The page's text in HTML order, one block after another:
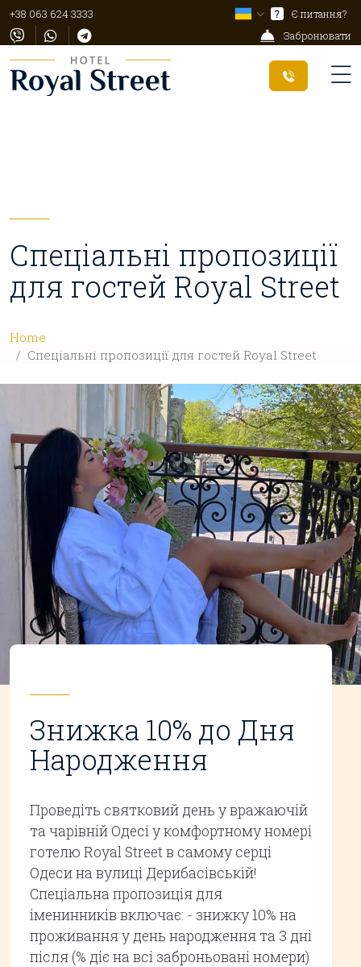
+38 063 624 3333 ?
Є питання?
Забронювати
Спеціальні пропозиції
для гостей Royal Street
Home
Спеціальні пропозиції для гостей Royal Street
Знижка 10% до Дня
Народження
Проведіть святковий день у вражаючій
та чарівній Одесі у комфортному номері
готелю Royal Street в самому серці
Одеси на вулиці Дерибасівській!
Спеціальна пропозиція для
іменинників включає: - знижку 10% на
проживання у день народження та 3 дні
після (% діє на всі заброньовані номери)